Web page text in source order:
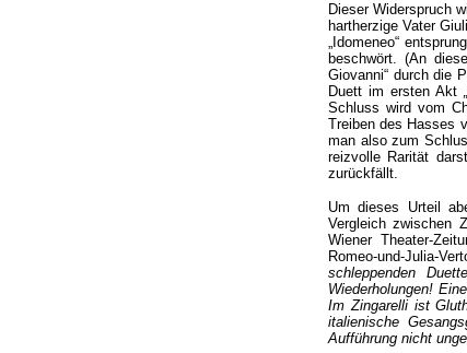
Dieser Widerspruch
hartherzige Vater
„Idomeneo“
beschwört. (An
Giovanni“ durch die
Duett im ersten Akt
Schluss wird vom
Treiben des Hasses
man also zum
reizvolle Rarität
zurückfällt.
Um dieses Urteil
Vergleich zwischen
Wiener Theater-
Romeo-und-Julia-
schleppenden
Wiederholungen!
Im Zingarelli ist
italienische
Aufführung nicht